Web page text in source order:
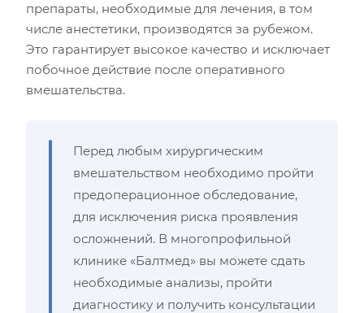
препараты, необходимые для лечения, в том
числе анестетики, производятся за рубежом.
Это гарантирует высокое качество и исключает
побочное действие после оперативного
вмешательства.
Перед любым хирургическим
вмешательством необходимо пройти
предоперационное обследование,
для исключения риска проявления
осложнений. В многопрофильной
клинике «Балтмед» вы можете сдать
необходимые анализы, пройти
диагностику и получить консультации